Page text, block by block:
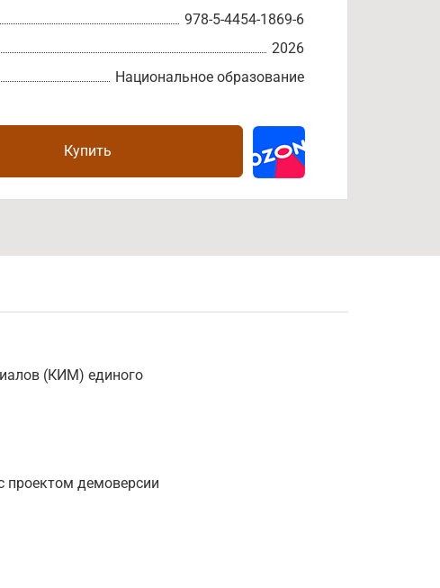
978-5-4454-1869-6
2026
Национальное образование
Купить
(КИМ) единого
проектом демоверсии